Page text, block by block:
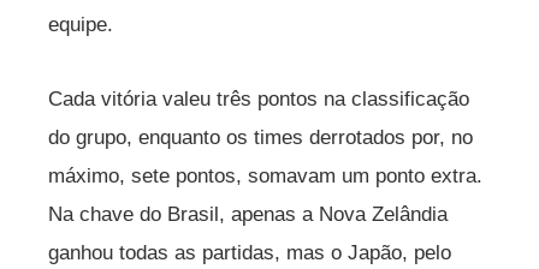
equipe.
Cada vitória valeu três pontos na classificação
do grupo, enquanto os times derrotados por, no
máximo, sete pontos, somavam um ponto extra.
Na chave do Brasil, apenas a Nova Zelândia
ganhou todas as partidas, mas o Japão, pelo